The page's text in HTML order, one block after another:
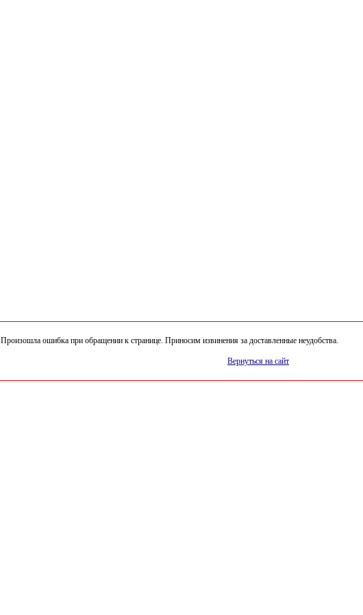
Произошла ошибка при обращении к странице. Приносим извинения за доставленные неудобства.
Вернуться на сайт